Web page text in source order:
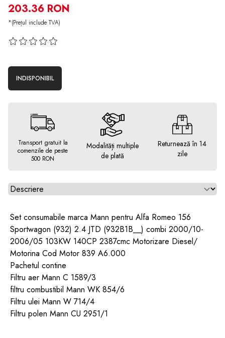
203.36 RON
*(Prețul include TVA)
INDISPONIBIL
Transport gratuit la
comenzile de peste
500 RON
Modalități multiple
de plată
Returnează în 14
zile
Alegeti tab
Set consumabile marca Mann pentru Alfa Romeo 156
Sportwagon (932) 2.4 JTD (932B1B__) combi 2000/10-
2006/05 103KW 140CP 2387cmc Motorizare Diesel/
Motorina Cod Motor 839 A6.000
Pachetul contine
Filtru aer Mann C 1589/3
filtru combustibil Mann WK 854/6
Filtru ulei Mann W 714/4
Filtru polen Mann CU 2951/1